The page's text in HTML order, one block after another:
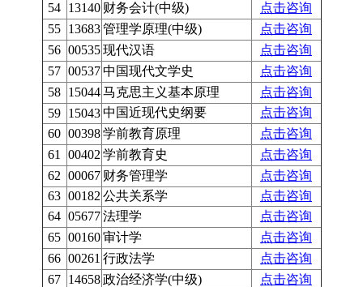
54 13140 财务会计(中级)
点击咨询
55 13683 管理学原理(中级)
点击咨询
56 00535 现代汉语
点击咨询
57 00537 中国现代文学史
点击咨询
58 15044 马克思主义基本原理
点击咨询
59 15043 中国近现代史纲要
点击咨询
60 00398 学前教育原理
点击咨询
61
00402 学前教育史
点击咨询
62 00067 财务管理学
点击咨询
63 00182 公共关系学
点击咨询
64 05677 法理学
点击咨询
65 00160 审计学
点击咨询
66 00261 行政法学
点击咨询
67 14658 政治经济学(中级)
点击咨询